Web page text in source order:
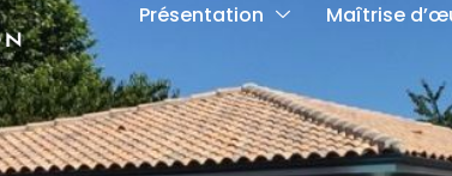
Présentation Maîtrise